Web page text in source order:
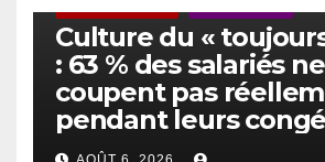
Culture du «
: 63 % des salariés ne
coupent pas
pendant leurs